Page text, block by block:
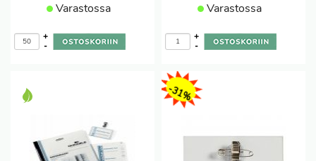
Varastossa
-
+
Varastossa
-
+
-31%